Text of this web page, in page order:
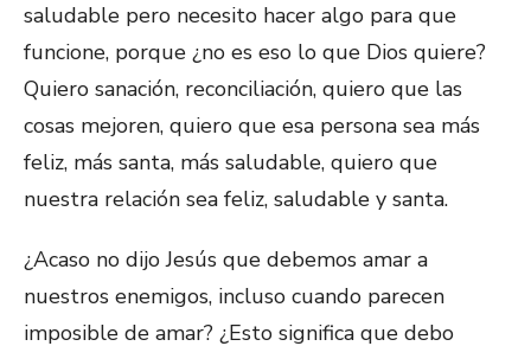
saludable pero necesito hacer algo para que
funcione, porque ¿no es eso lo que Dios quiere?
Quiero sanación, reconciliación, quiero que las
cosas mejoren, quiero que esa persona sea más
feliz, más santa, más saludable, quiero que
nuestra relación sea feliz, saludable y santa.
¿Acaso no dijo Jesús que debemos amar a
nuestros enemigos, incluso cuando parecen
imposible de amar? ¿Esto significa que debo